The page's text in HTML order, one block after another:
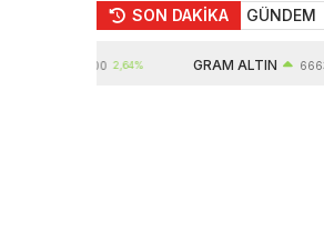
SON DAKİKA GÜNDEM
2,64% GRAM ALTIN 6663,64